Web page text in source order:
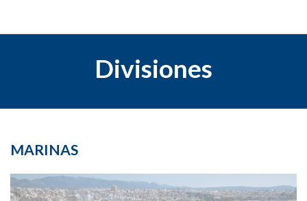
Divisiones
MARINAS